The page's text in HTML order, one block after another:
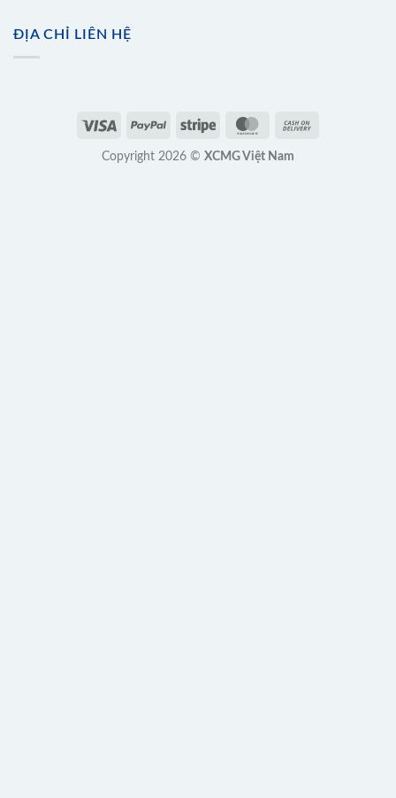
ĐỊA CHỈ LIÊN HỆ
Copyright 2026 © XCMG Việt Nam